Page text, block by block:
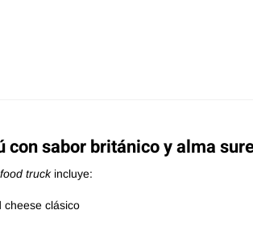
con sabor británico y alma
food truckincluye:
cheese clásico